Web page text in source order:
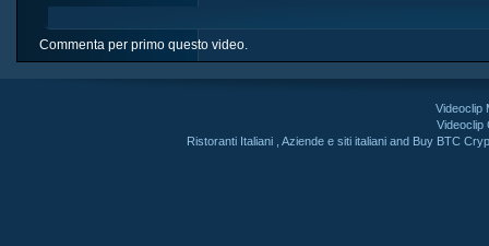
Commenta per primo questo video.
Videoclip
Videoclip
Ristoranti Italiani ,Aziende e siti italiani and Buy BTC